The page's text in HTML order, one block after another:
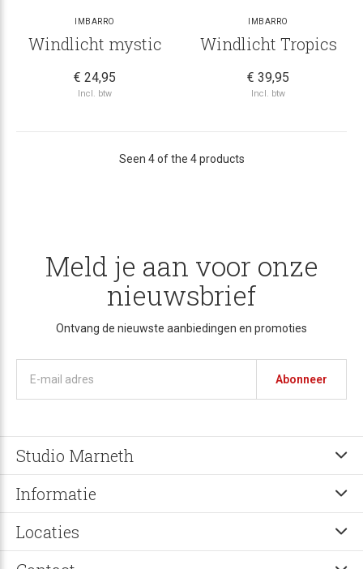
IMBARRO
Windlicht mystic
€ 24,95
Incl. btw
IMBARRO
Windlicht Tropics
€ 39,95
Incl. btw
Seen 4 of the 4 products
Meld je aan voor onze
nieuwsbrief
Ontvang de nieuwste aanbiedingen en promoties
Abonneer
Studio Marneth
Informatie
Locaties